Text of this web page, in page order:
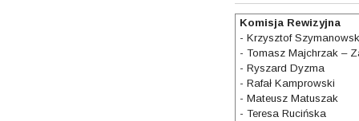
Komisja Rewizyjna
- Krzysztof
- Tomasz Majchrzak –
- Ryszard Dyzma
- Rafał Kamprowski
- Mateusz Matuszak
- Teresa Rucińska